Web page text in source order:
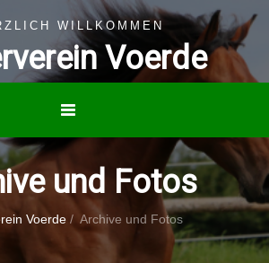
WILLKOMMEN
Voerde
und Fotos
Voerde / Archive und Fotos